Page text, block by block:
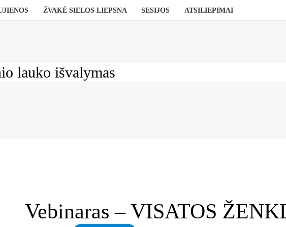
ŽVAKĖ SIELOS LIEPSNA SESIJOS ATSILIEPIMAI
lauko išvalymas
Vebinaras – VISATOS